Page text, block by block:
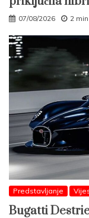
07/08/2026 2
Predstavljanje
Bugatti